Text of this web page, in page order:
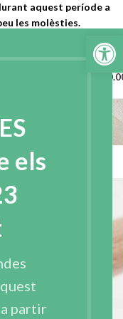
els
partir
Obre la
KITCHEN
aquest període a
les molèsties.